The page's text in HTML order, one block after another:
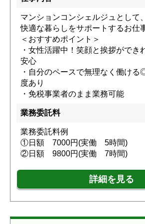
マンションコンシェルジュとして
快適な暮らしをサポートするお仕
＜おすすめポイント＞
・女性活躍中！笑顔と挨拶ができ
安心
・自分のペースで無理なく働ける
度あり
・免税事業者のまま業務可能
業務委託料
業務委託料例
①日額 7000円(実働 5時間)
②日額 9800円(実働 7時間)
詳細を見る